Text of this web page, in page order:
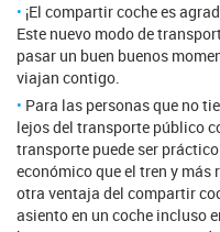
¡El compartir coche es
Este nuevo modo de
pasar un buen buenos
viajan contigo.
Para las personas que no
lejos del transporte público
transporte puede ser
económico que el tren y más
otra ventaja del compartir
asiento en un coche incluso